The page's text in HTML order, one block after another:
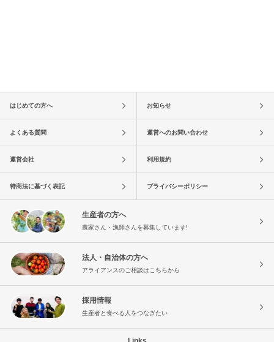
はじめての方へ お知らせ
よくある質問 運営へのお問い合わせ
運営会社 利用規約
特商法に基づく表記 プライバシーポリシー
生産者の方へ
農家さん・漁師さんを募集しています!
法人・自治体の方へ
アライアンスのご相談はこちらから
採用情報
生産者と食べる人をつなぎたい